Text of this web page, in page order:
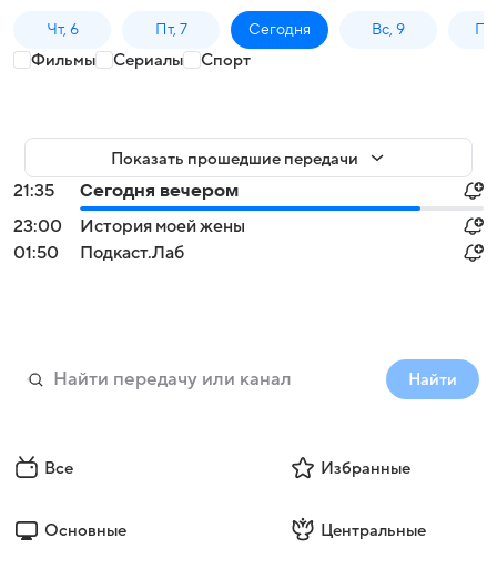
Чт, 6 Пт, 7 Сегодня Вс, 9
Фильмы Сериалы Спорт
Показать прошедшие передачи
21:35
Сегодня вечером
23:00
История моей жены
01:50
Подкаст.Лаб
Найти
Все Избранные
Основные Центральные